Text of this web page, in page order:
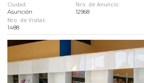
Ciudad:
Asunción
Nro. de Anuncio:
12968
Nro. de Visitas:
1488